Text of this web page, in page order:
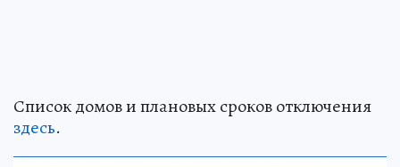
Список домов и плановых сроков отключения
здесь.